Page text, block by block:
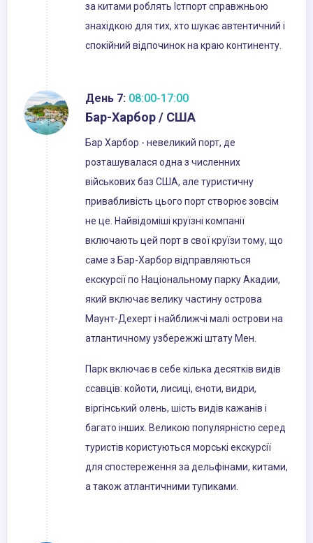
за китами роблять Істпорт справжньою
знахідкою для тих, хто шукає автентичний і
спокійний відпочинок на краю континенту.
День 7: 08:00-17:00
Бар-Харбор / США
Бар Харбор - невеликий порт, де
розташувалася одна з численних
військових баз США, але туристичну
привабливість цього порт створює зовсім
не це. Найвідоміші круїзні компанії
включають цей порт в свої круїзи тому, що
саме з Бар-Харбор відправляються
екскурсії по Національному парку Акадии,
який включає велику частину острова
Маунт-Дехерт і найближчі малі острови на
атлантичному узбережжі штату Мен.
Парк включає в себе кілька десятків видів
ссавців: койоти, лисиці, єноти, видри,
віргінський олень, шість видів кажанів і
багато інших. Великою популярністю серед
туристів користуються морські екскурсії
для спостереження за дельфінами, китами,
а також атлантичними тупиками.